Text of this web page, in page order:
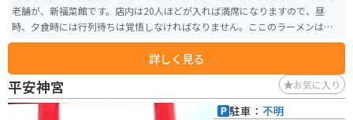
老舗が、新福菜館です。店内は20人ほどが入れば満席になりますので、昼
時、夕食時には行列待ちは覚悟しなければなりません。ここのラーメンはス
ープが醤油ベースのブラックです。味には独特のコクがあり、クセになるこ
と間違いないなしです。柔らかめの味の染みたチャーシューも美味しいです。
詳しく見る
平安神宮 お気に入り
駐車： 不明